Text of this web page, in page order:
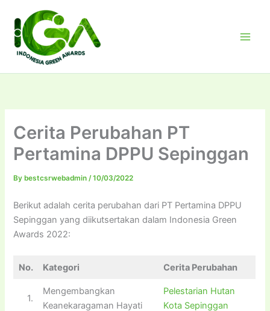
content
Cerita Perubahan PT
Pertamina DPPU Sepinggan
By bestcsrwebadmin/10/03/2022
Berikut adalah cerita perubahan dari PT Pertamina DPPU
Sepinggan yang diikutsertakan dalam Indonesia Green
Awards 2022:
No. Kategori Cerita Perubahan
1.
Mengembangkan
Keanekaragaman Hayati
Pelestarian Hutan
Kota Sepinggan